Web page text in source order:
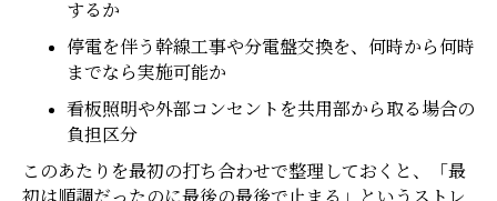
するか
停電を伴う幹線工事や分電盤交換を、何時から何時
までなら実施可能か
看板照明や外部コンセントを共用部から取る場合の
負担区分
このあたりを最初の打ち合わせで整理しておくと、「最
初は順調だったのに最後の最後で止まる」というストレ